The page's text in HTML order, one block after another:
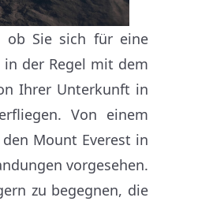
ob Sie sich für eine
der Regel mit dem
Ihrer Unterkunft in
Von einem
Mount Everest in
vorgesehen.
zu begegnen, die